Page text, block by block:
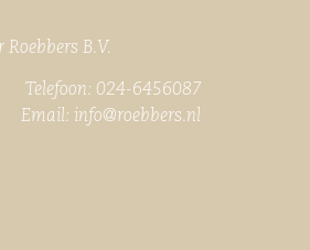
B.V.
024-6456087
info@roebbers.nl